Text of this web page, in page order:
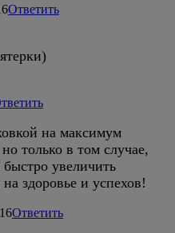
Ответить
на максимум
только в том случае,
увеличить
здоровье и успехов!
Ответить